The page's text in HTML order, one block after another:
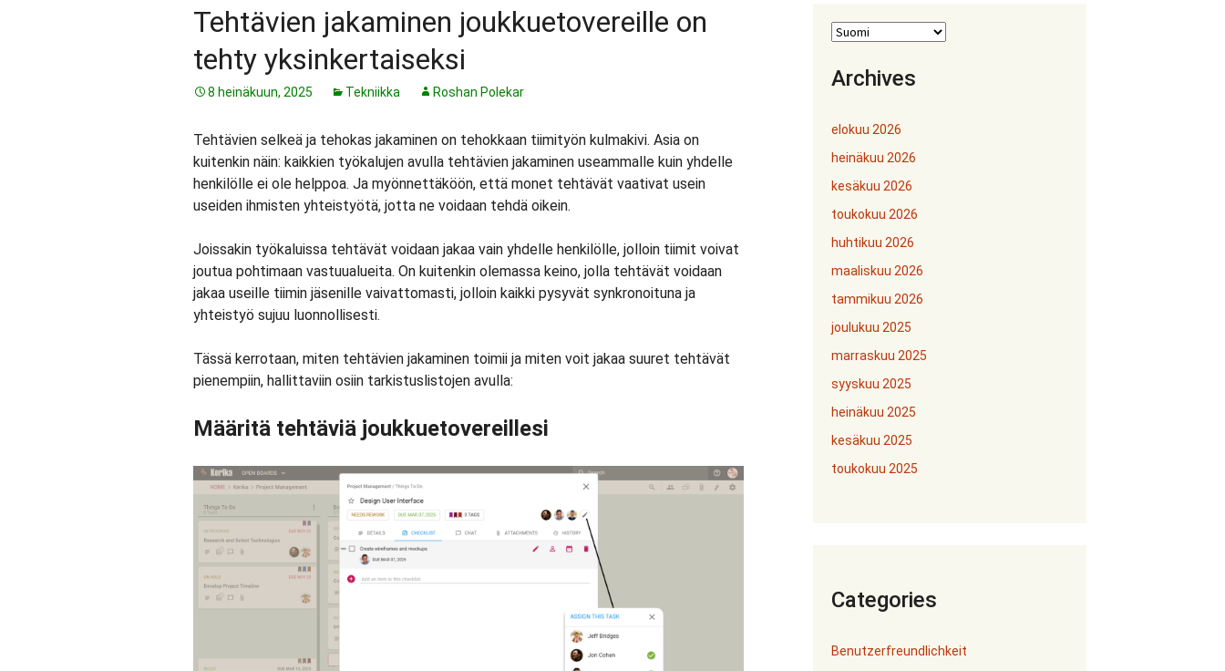
Tehtävien jakaminen joukkuetovereille on
tehty yksinkertaiseksi
8 heinäkuun, 2025 Tekniikka Roshan Polekar
Tehtävien selkeä ja tehokas jakaminen on tehokkaan tiimityön kulmakivi. Asia on
kuitenkin näin: kaikkien työkalujen avulla tehtävien jakaminen useammalle kuin yhdelle
henkilölle ei ole helppoa. Ja myönnettäköön, että monet tehtävät vaativat usein
useiden ihmisten yhteistyötä, jotta ne voidaan tehdä oikein.
Joissakin työkaluissa tehtävät voidaan jakaa vain yhdelle henkilölle, jolloin tiimit voivat
joutua pohtimaan vastuualueita. On kuitenkin olemassa keino, jolla tehtävät voidaan
jakaa useille tiimin jäsenille vaivattomasti, jolloin kaikki pysyvät synkronoituna ja
yhteistyö sujuu luonnollisesti.
Tässä kerrotaan, miten tehtävien jakaminen toimii ja miten voit jakaa suuret tehtävät
pienempiin, hallittaviin osiin tarkistuslistojen avulla:
Määritä tehtäviä joukkuetovereillesi
Archives
elokuu 2026
heinäkuu 2026
kesäkuu 2026
toukokuu 2026
huhtikuu 2026
maaliskuu 2026
tammikuu 2026
joulukuu 2025
marraskuu 2025
syyskuu 2025
heinäkuu 2025
kesäkuu 2025
toukokuu 2025
Categories
Benutzerfreundlichkeit